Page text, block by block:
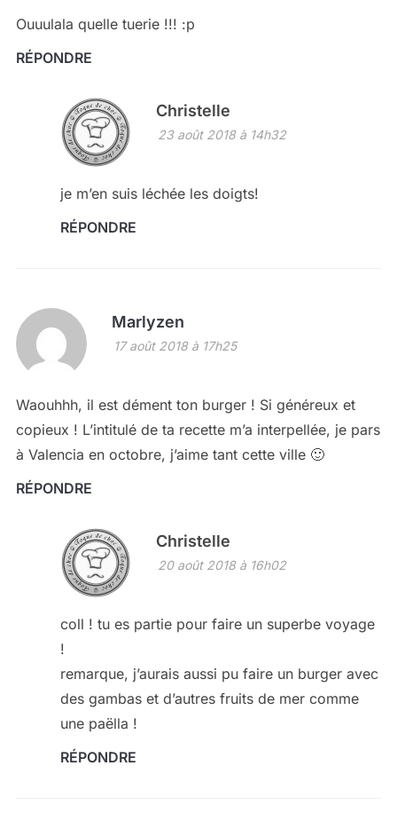
Ouuulala quelle tuerie !!! :p
RÉPONDRE
Christelle
23 août 2018 à 14h32
je m’en suis léchée les doigts!
RÉPONDRE
Marlyzen
17 août 2018 à 17h25
Waouhhh, il est dément ton burger ! Si généreux et
copieux ! L’intitulé de ta recette m’a interpellée, je pars
à Valencia en octobre, j’aime tant cette ville 🙂
RÉPONDRE
Christelle
20 août 2018 à 16h02
coll ! tu es partie pour faire un superbe voyage
!
remarque, j’aurais aussi pu faire un burger avec
des gambas et d’autres fruits de mer comme
une paëlla !
RÉPONDRE